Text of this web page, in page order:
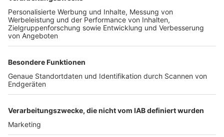
Freiburger Wochenbericht
Der Wochenbericht
wurde zum 31. Juli 2026
eingestellt.
News